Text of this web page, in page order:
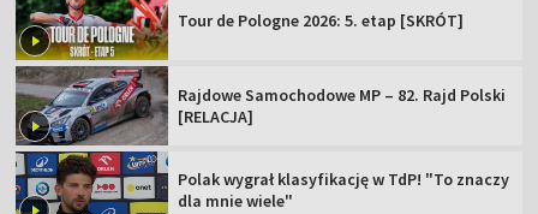
Tour de Pologne 2026: 5. etap [SKRÓT]
Rajdowe Samochodowe MP – 82. Rajd Polski
[RELACJA]
Polak wygrał klasyfikację w TdP! "To znaczy
dla mnie wiele"